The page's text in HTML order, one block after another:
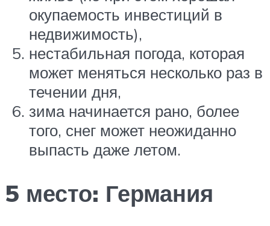
окупаемость инвестиций в
недвижимость),
нестабильная погода, которая
может меняться несколько раз в
течении дня,
зима начинается рано, более
того, снег может неожиданно
выпасть даже летом.
5 место: Германия